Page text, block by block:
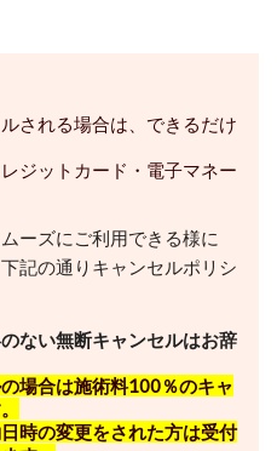
される場合は、できるだけ
ジットカード・電子マネー
ーズにご利用できる様に
記の通りキャンセルポリシ
ない無断キャンセルはお辞
場合は施術料100％のキャ
時の変更をされた方は受付